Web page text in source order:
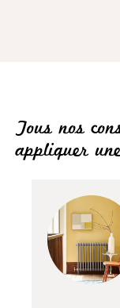
Tous nos
appliquer